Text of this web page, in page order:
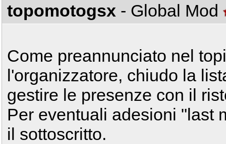
topomotogsx - Global Mod
Come preannunciato nel
l'organizzatore, chiudo la
gestire le presenze con il
Per eventuali adesioni "last
il sottoscritto.